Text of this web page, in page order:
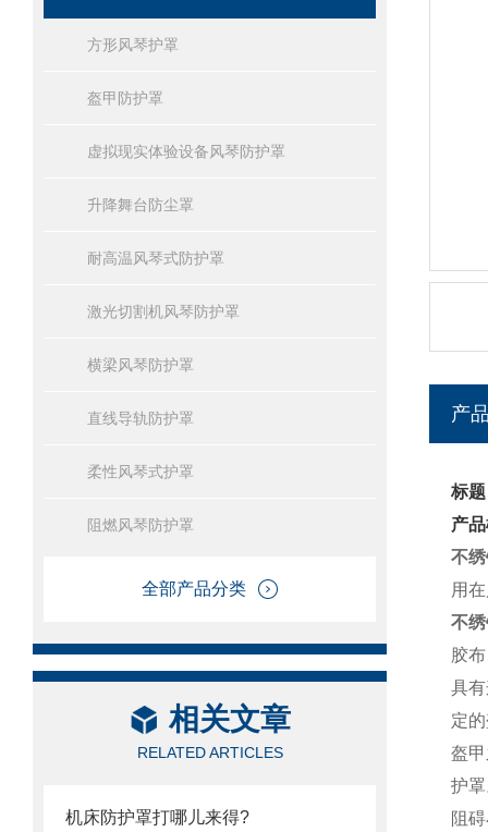
方形风琴护罩
盔甲防护罩
虚拟现实体验设备风琴防护罩
升降舞台防尘罩
耐高温风琴式防护罩
激光切割机风琴防护罩
横梁风琴防护罩
直线导轨防护罩
柔性风琴式护罩
阻燃风琴防护罩
全部产品分类
相关文章
RELATED ARTICLES
机床防护罩打哪儿来得?
产
标
产
不
用
不
胶
具
定
盔
护
阻